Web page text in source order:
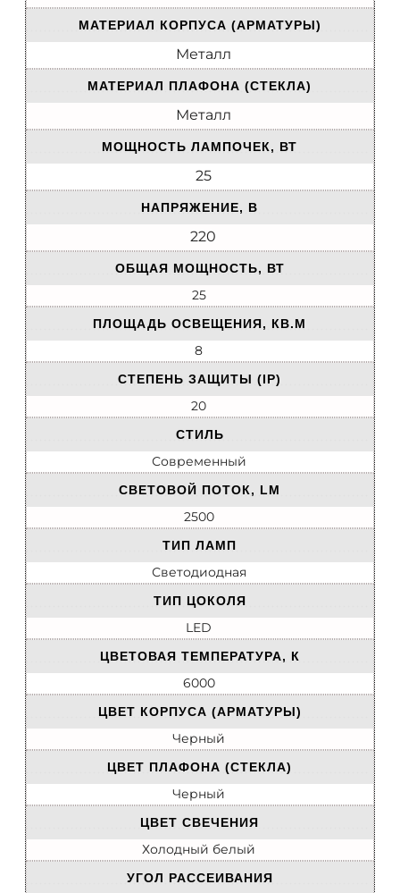
МАТЕРИАЛ КОРПУСА (АРМАТУРЫ)
Металл
МАТЕРИАЛ ПЛАФОНА (СТЕКЛА)
Металл
МОЩНОСТЬ ЛАМПОЧЕК, ВТ
25
НАПРЯЖЕНИЕ, В
220
ОБЩАЯ МОЩНОСТЬ, ВТ
25
ПЛОЩАДЬ ОСВЕЩЕНИЯ, КВ.М
8
СТЕПЕНЬ ЗАЩИТЫ (IP)
20
СТИЛЬ
Современный
СВЕТОВОЙ ПОТОК, LM
2500
ТИП ЛАМП
Светодиодная
ТИП ЦОКОЛЯ
LED
ЦВЕТОВАЯ ТЕМПЕРАТУРА, К
6000
ЦВЕТ КОРПУСА (АРМАТУРЫ)
Черный
ЦВЕТ ПЛАФОНА (СТЕКЛА)
Черный
ЦВЕТ СВЕЧЕНИЯ
Холодный белый
УГОЛ РАССЕИВАНИЯ